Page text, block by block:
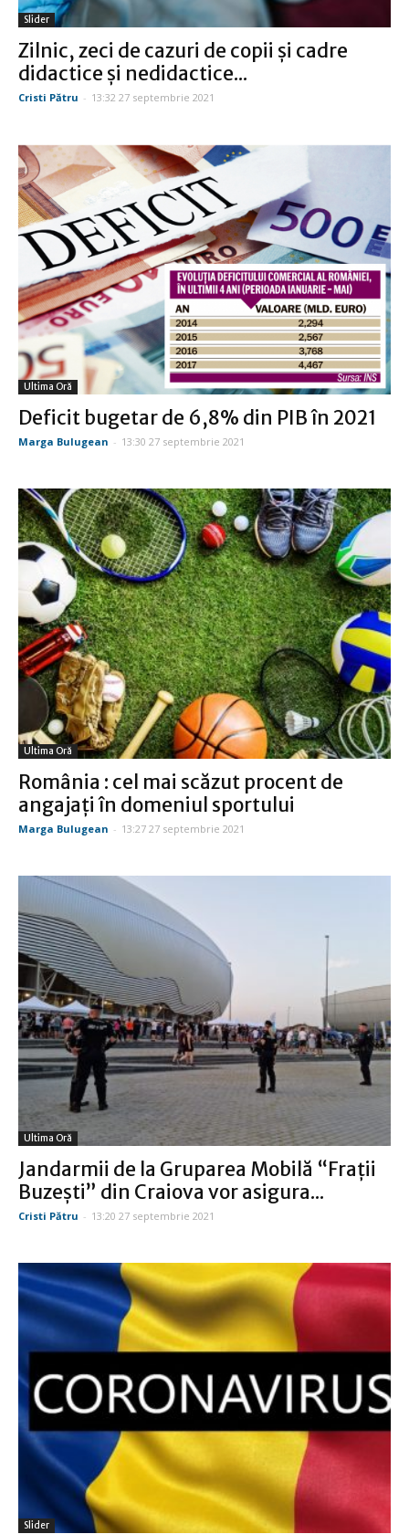
Slider
Zilnic, zeci de cazuri de copii și cadre
didactice și nedidactice...
Cristi Pătru - 13:32 27 septembrie 2021
Ultima Oră
Deficit bugetar de 6,8% din PIB în 2021
Marga Bulugean - 13:30 27 septembrie 2021
Ultima Oră
România : cel mai scăzut procent de
angajaţi în domeniul sportului
Marga Bulugean - 13:27 27 septembrie 2021
Ultima Oră
Jandarmii de la Gruparea Mobilă “Fraţii
Buzeşti” din Craiova vor asigura...
Cristi Pătru - 13:20 27 septembrie 2021
Slider